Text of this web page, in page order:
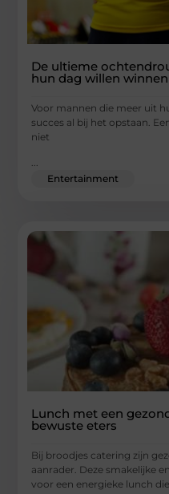
De ultieme
hun dag willen winnen
Voor mannen die meer uit
succes al bij het opstaan.
niet
...
Entertainment
Lunch met een
bewuste eters
Bij broodjes catering zijn
aanrader. Deze smakelijke
voor een energieke lunch die